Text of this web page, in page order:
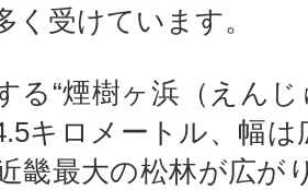
く受けています。
る“煙樹ヶ浜（えん
キロメートル、幅は
畿最大の松林が広が